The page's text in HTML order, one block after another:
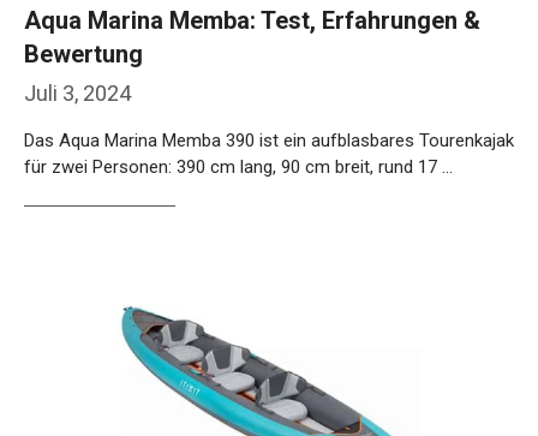
Juli 3, 2024
Aqua Marina Memba: Test, Erfahrungen &
Bewertung
Das Aqua Marina Memba 390 ist ein aufblasbares Tourenkajak
für zwei Personen: 390 cm lang, 90 cm breit, rund 17 …